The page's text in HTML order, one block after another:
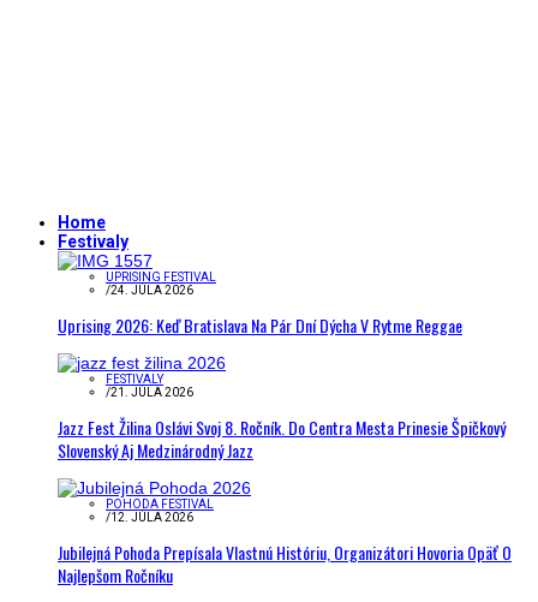
Home
Festivaly
UPRISING FESTIVAL
/24. JÚLA 2026
Uprising 2026: Keď Bratislava Na Pár Dní Dýcha V Rytme Reggae
FESTIVALY
/21. JÚLA 2026
Jazz Fest Žilina Oslávi Svoj 8. Ročník. Do Centra Mesta Prinesie Špičkový
Slovenský Aj Medzinárodný Jazz
POHODA FESTIVAL
/12. JÚLA 2026
Jubilejná Pohoda Prepísala Vlastnú Históriu, Organizátori Hovoria Opäť O
Najlepšom Ročníku